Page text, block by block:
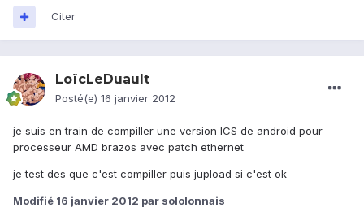
Citer
LoïcLeDuault
Posté(e) 16 janvier 2012
je suis en train de compiller une version ICS de android pour
processeur AMD brazos avec patch ethernet
je test des que c'est compiller puis jupload si c'est ok
Modifié 16 janvier 2012 par sololonnais